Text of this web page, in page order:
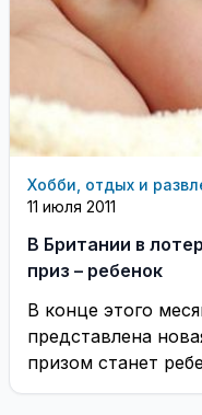
Хобби, отдых и
11 июля 2011
В Британии в
приз – ребенок
В конце этого
представлена
призом станет